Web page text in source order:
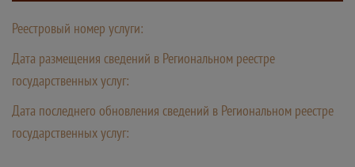
Реестровый номер услуги:
Дата размещения сведений в Региональном реестре
государственных услуг:
Дата последнего обновления сведений в Региональном реестре
государственных услуг: